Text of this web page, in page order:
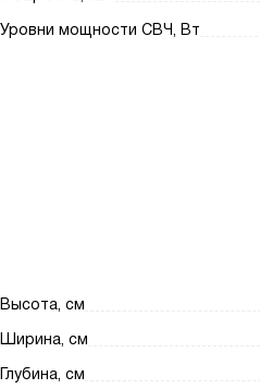
Уровни мощности СВЧ, Вт
Высота, см
Ширина, см
Глубина, см